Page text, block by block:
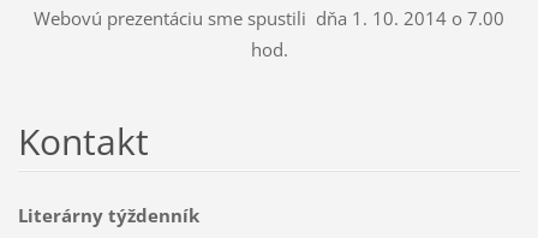
Webovú prezentáciu sme spustili dňa 1. 10. 2014 o 7.00
hod.
Kontakt
Literárny týždenník